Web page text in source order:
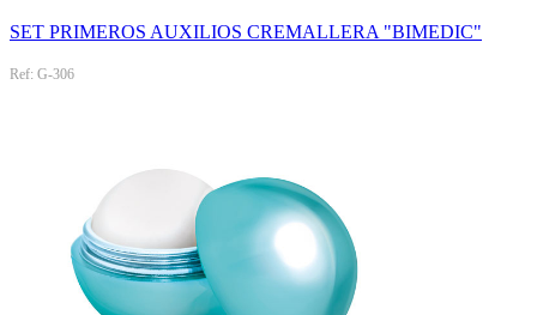
SET PRIMEROS AUXILIOS CREMALLERA "BIMEDIC"
Ref: G-306